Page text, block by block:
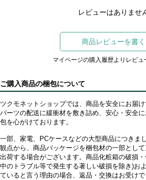
レビューはありませ
商品レビューを書く
マイページの購入履歴よりレビュ
ご購入商品の梱包について
ツクモネットショップでは、商品を安全にお届
パーツの配送に緩衝材を敷き詰め、安心・安全
包を心がけております。
一部、家電、PCケースなどの大型商品につきま
観点から、商品パッケージを梱包材の一部とし
出荷する場合がございます。商品化粧箱の破損
中のトラブル等で発生する著しい破損を除き)お
ていると言う理由の場合、返品・交換はお受け